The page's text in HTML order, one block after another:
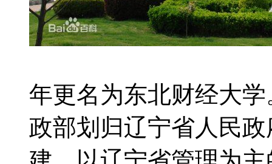
年更名为东北财经大
政部划归辽宁省人民